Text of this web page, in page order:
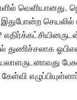
வெளியானது.
செயலில்
துணிச்சலாக